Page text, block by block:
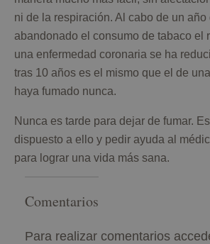
ni de la respiración. Al cabo de un año
abandonado el consumo de tabaco el
una enfermedad coronaria se ha
tras 10 años es el mismo que el de
haya fumado nunca.
Nunca es tarde para dejar de fumar.
dispuesto a ello y pedir ayuda al
para lograr una vida más sana.
Comentarios
Para realizar comentarios